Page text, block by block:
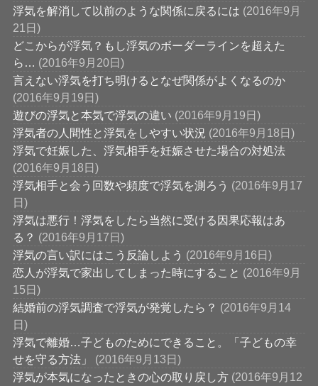
浮気を解消して以前のような関係に戻るには (2016年9月
21日)
どこからが浮気？もし浮気のボーダーラインを超えた
ら…
(2016年9月20日)
言えない浮気を打ち明けるとなぜ関係がよくなるのか
(2016年9月19日)
遊びの浮気と本気で浮気の違い (2016年9月19日)
浮気者の人間性と浮気をしやすい状況 (2016年9月18日)
浮気で妊娠した、浮気相手を妊娠させた場合の対処法
(2016年9月18日)
浮気相手と会う回数や頻度で浮気を測ろう (2016年9月17
日)
浮気は悪行！浮気をしたら当然に受ける因果応報はあ
る？ (2016年9月17日)
浮気の言い訳にはこう反論しよう (2016年9月16日)
恋人が浮気で家出してしまった時にすること (2016年9月
15日)
結婚前の浮気調査で浮気が発覚したら？ (2016年9月14
日)
浮気で離婚…子どものためにできること。「子どもの幸
せを守る方法」
(2016年9月13日)
浮気が本気になったときの心の取り戻し方 (2016年9月12